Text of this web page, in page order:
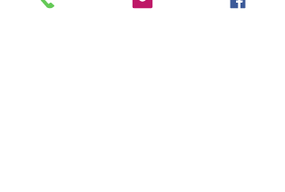
להשתתף בקורס, ניתן ליצור עמנו קשר לבירור